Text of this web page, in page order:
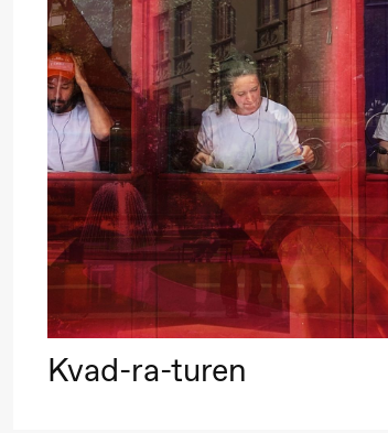
Fredag 18. september
20.00 Pinquins
& Kjersti
Alm
Eriksen
Hi sida
Store
Lørdag 19. september
Kvad-ra-turen